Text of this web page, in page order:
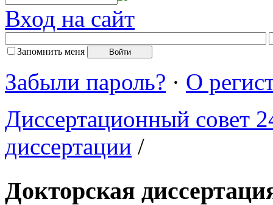
Вход на сайт
Запомнить меня
Забыли пароль? · О
Диссертационный совет
диссертации /
Докторская